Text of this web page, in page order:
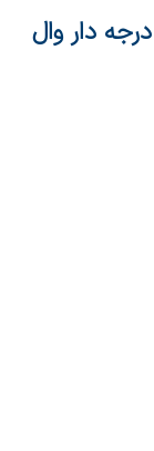
100 لیتری 10 بار درجه دار وال